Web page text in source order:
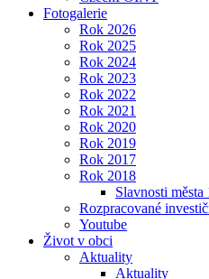
Fotogalerie
Rok 2026
Rok 2025
Rok 2024
Rok 2023
Rok 2022
Rok 2021
Rok 2020
Rok 2019
Rok 2017
Rok 2018
Slavnosti města
Rozpracované
Youtube
Život v obci
Aktuality
Aktuality